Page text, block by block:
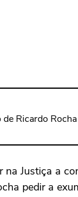
Ricardo
Justiça a
pedir a